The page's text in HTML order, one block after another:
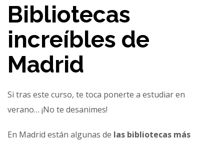
Bibliotecas
increíbles de
Madrid
Si tras este curso, te toca ponerte a estudiar en
verano… ¡No te desanimes!
En Madrid están algunas de las bibliotecas más